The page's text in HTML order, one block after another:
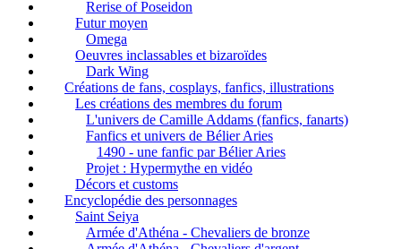
Rerise of Poseidon
Futur moyen
Omega
Oeuvres inclassables et bizaroïdes
Dark Wing
Créations de fans, cosplays, fanfics, illustrations
Les créations des membres du forum
L'univers de Camille Addams (fanfics, fanarts)
Fanfics et univers de Bélier Aries
1490 - une fanfic par Bélier Aries
Projet : Hypermythe en vidéo
Décors et customs
Encyclopédie des personnages
Saint Seiya
Armée d'Athéna - Chevaliers de bronze